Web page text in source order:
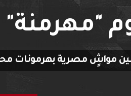
"مهرمنة"
مواشٍ مصرية بهرمونات